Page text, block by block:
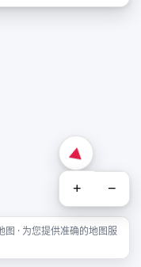
+ −
· 为您提供准确的地图服